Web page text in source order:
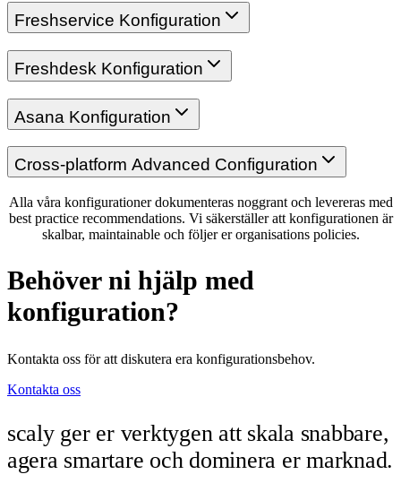
Freshservice Konfiguration
Freshdesk Konfiguration
Asana Konfiguration
Cross-platform Advanced Configuration
Alla våra konfigurationer dokumenteras noggrant och levereras med
best practice recommendations. Vi säkerställer att konfigurationen är
skalbar, maintainable och följer er organisations policies.
Behöver ni hjälp med
konfiguration?
Kontakta oss för att diskutera era konfigurationsbehov.
Kontakta oss
scaly ger er verktygen att skala snabbare,
agera smartare och dominera er marknad.